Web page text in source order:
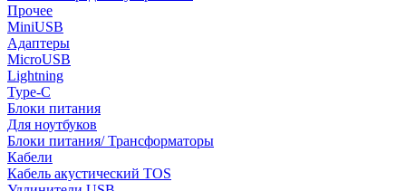
Прочее
MiniUSB
Адаптеры
MicroUSB
Lightning
Type-C
Блоки питания
Для ноутбуков
Блоки питания/ Трансформаторы
Кабели
Кабель акустический TOS